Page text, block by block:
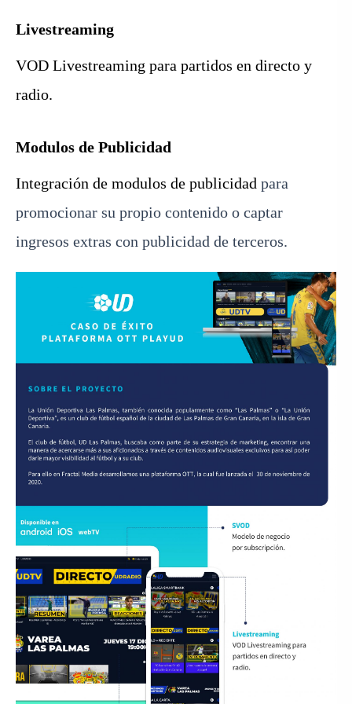
Livestreaming
VOD Livestreaming para partidos en directo y
radio.
Modulos de Publicidad
Integración de modulos de publicidad para
promocionar su propio contenido o captar
ingresos extras con publicidad de terceros.